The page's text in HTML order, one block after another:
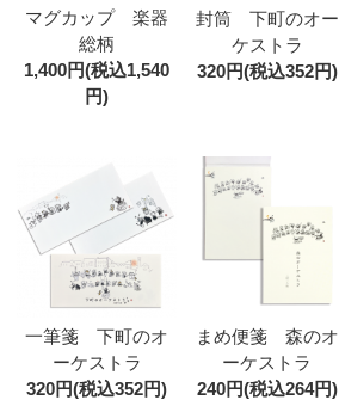
マグカップ 楽器
総柄
1,400円(税込1,540
円)
封筒 下町のオー
ケストラ
320円(税込352円)
一筆箋 下町のオ
ーケストラ
320円(税込352円)
まめ便箋 森のオ
ーケストラ
240円(税込264円)